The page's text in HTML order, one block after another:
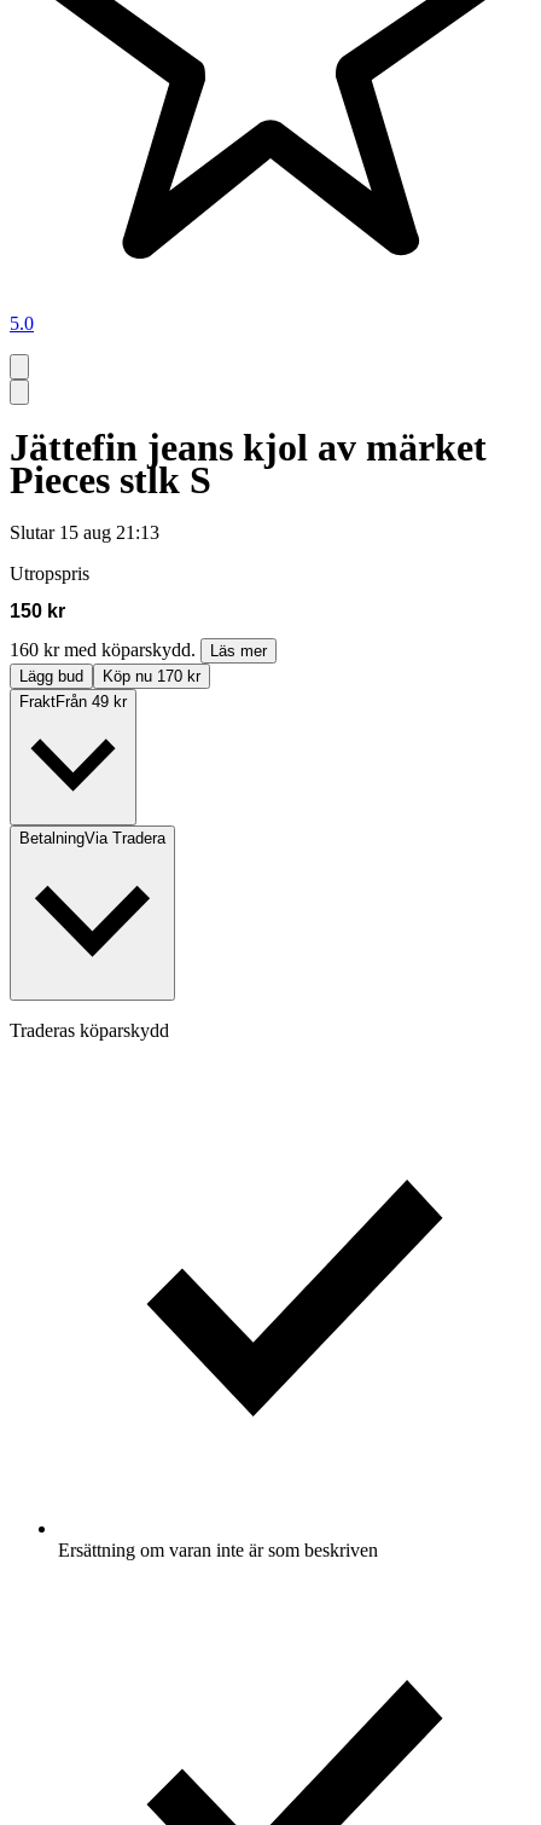
5.0
Jättefin jeans kjol av märket
Pieces stlk S
Slutar 15 aug 21:13
Utropspris
150 kr
160 kr med köparskydd.
Läs mer
Lägg bud
Köp nu 170 kr
FraktFrån 49 kr
BetalningVia Tradera
Traderas köparskydd
Ersättning om varan inte är som beskriven